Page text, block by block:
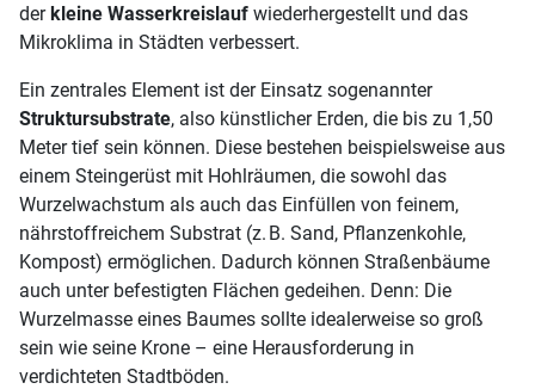
derkleine Wasserkreislauf wiederhergestellt und das
Mikroklima in Städten verbessert.
Ein zentrales Element ist der Einsatz sogenannter
Struktursubstrate, also künstlicher Erden, die bis zu 1,50
Meter tief sein können. Diese bestehen beispielsweise aus
einem Steingerüst mit Hohlräumen, die sowohl das
Wurzelwachstum als auch das Einfüllen von feinem,
nährstoffreichem Substrat (z. B. Sand, Pflanzenkohle,
Kompost) ermöglichen. Dadurch können Straßenbäume
auch unter befestigten Flächen gedeihen. Denn: Die
Wurzelmasse eines Baumes sollte idealerweise so groß
sein wie seine Krone – eine Herausforderung in
verdichteten Stadtböden.